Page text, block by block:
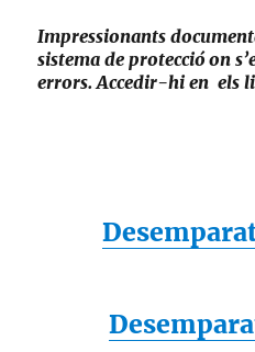
Impressionants
sistema de protecció on
errors. Accedir-hi en els